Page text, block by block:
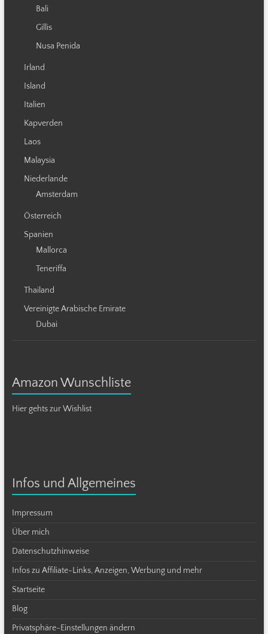
Bali
Gillis
Nusa Penida
Irland
Island
Italien
Kapverden
Laos
Malaysia
Niederlande
Amsterdam
Österreich
Spanien
Mallorca
Teneriffa
Thailand
Vereinigte Arabische Emirate
Dubai
Amazon Wunschliste
Hier gehts zur Wishlist
Infos und Allgemeines
Impressum
Über mich
Datenschutzhinweise
Infos zu Affiliate-Links, Anzeigen, Werbung und mehr
Startseite
Blog
Privatsphäre-Einstellungen ändern